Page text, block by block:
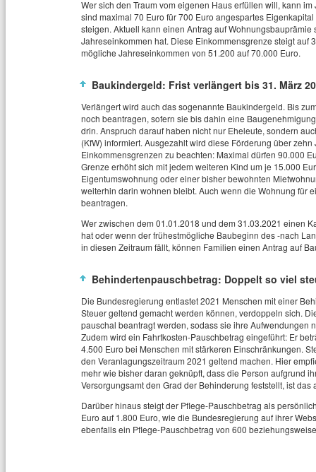
Wer sich den Traum vom eigenen Haus erfüllen will, kann
sind maximal 70 Euro für 700 Euro angespartes
steigen. Aktuell kann einen Antrag auf
Jahreseinkommen hat. Diese Einkommensgrenze steigt auf
mögliche Jahreseinkommen von 51.200 auf 70.000 Euro.
Baukindergeld: Frist verlängert bis 31. März
Verlängert wird auch das sogenannte Baukindergeld. Bis
noch beantragen, sofern sie bis dahin eine
drin. Anspruch darauf haben nicht nur Eheleute, sondern
(KfW) informiert. Ausgezahlt wird diese Förderung über
Einkommensgrenzen zu beachten: Maximal dürfen 90.000
Grenze erhöht sich mit jedem weiteren Kind um je 15.000
Eigentumswohnung oder einer bisher bewohnten
weiterhin darin wohnen bleibt. Auch wenn die Wohnung für
beantragen.
Wer zwischen dem 01.01.2018 und dem 31.03.2021 einen
hat oder wenn der frühestmögliche Baubeginn des -nach
in diesen Zeitraum fällt, können Familien einen Antrag auf
Behindertenpauschbetrag: Doppelt so viel
Die Bundesregierung entlastet 2021 Menschen mit einer
Steuer geltend gemacht werden können, verdoppeln sich.
pauschal beantragt werden, sodass sie ihre
Zudem wird ein Fahrtkosten-Pauschbetrag eingeführt: Er
4.500 Euro bei Menschen mit stärkeren Einschränkungen.
den Veranlagungszeitraum 2021 geltend machen. Hier
mehr wie bisher daran geknüpft, dass die Person aufgrund
Versorgungsamt den Grad der Behinderung feststellt, ist das
Darüber hinaus steigt der Pflege-Pauschbetrag als
Euro auf 1.800 Euro, wie die Bundesregierung auf ihrer
ebenfalls ein Pflege-Pauschbetrag von 600